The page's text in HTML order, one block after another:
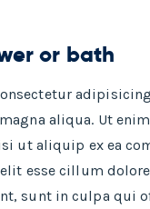
or bath
aliqua. Ut
ut aliquip ex ea
esse cillum
sunt in culpa qui